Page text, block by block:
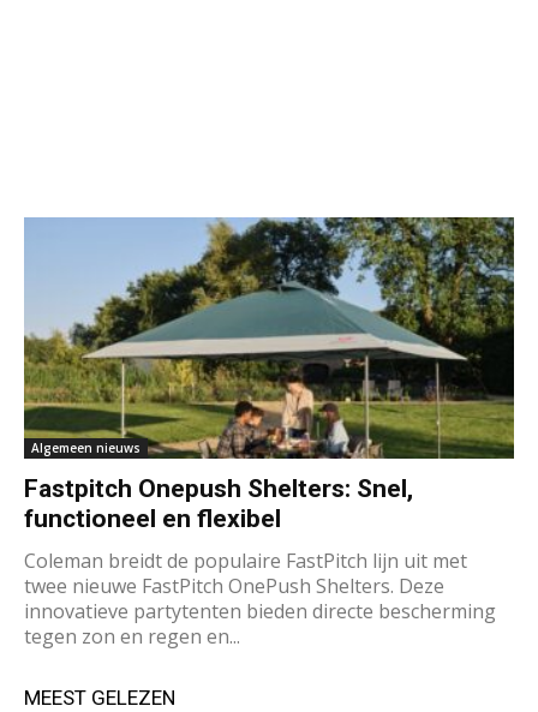
Algemeen nieuws
Fastpitch Onepush Shelters: Snel,
functioneel en flexibel
Coleman breidt de populaire FastPitch lijn uit met
twee nieuwe FastPitch OnePush Shelters. Deze
innovatieve partytenten bieden directe bescherming
tegen zon en regen en...
MEEST GELEZEN